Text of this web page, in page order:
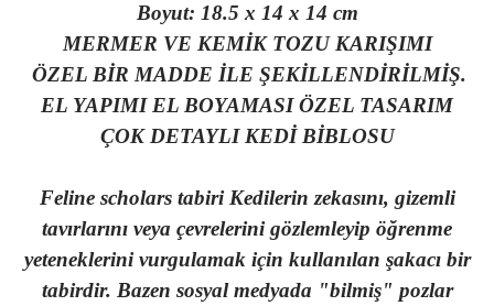
Boyut: 18.5 x 14 x 14 cm
MERMER VE KEMİK TOZU KARIŞIMI
ÖZEL BİR MADDE İLE ŞEKİLLENDİRİLMİŞ.
EL YAPIMI EL BOYAMASI ÖZEL TASARIM
ÇOK DETAYLI KEDİ BİBLOSU
Feline scholars tabiri Kedilerin zekasını, gizemli
tavırlarını veya çevrelerini gözlemleyip öğrenme
yeteneklerini vurgulamak için kullanılan şakacı bir
tabirdir. Bazen sosyal medyada "bilmiş" pozlar